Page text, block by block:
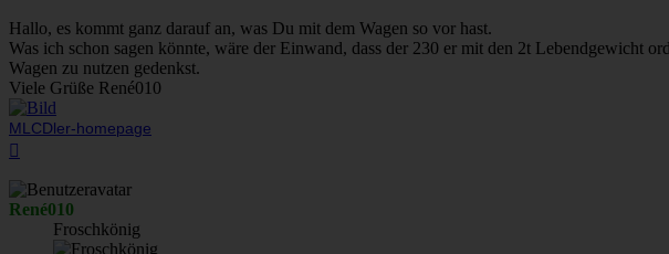
Hallo, es kommt ganz darauf an, was Du mit dem Wagen so vor hast.
Was ich schon sagen könnte, wäre der Einwand, dass der 230 er mit den 2t Lebendgewicht
Wagen zu nutzen gedenkst.
Viele Grüße René010
MLCDler-homepage
René010
Froschkönig